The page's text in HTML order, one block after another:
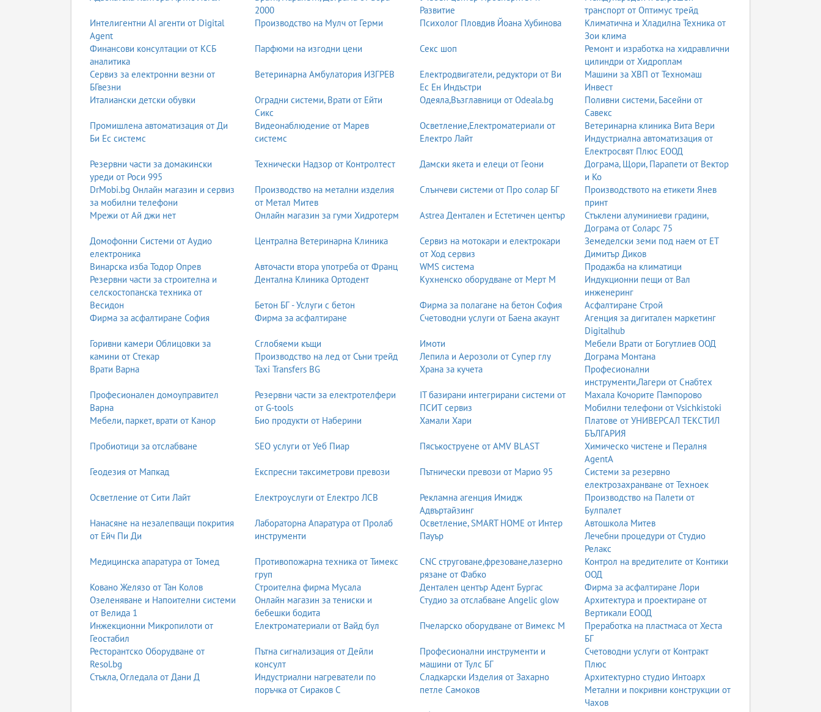
2000
Развитие
транспорт от Оптимус трейд
Интелигентни AI агенти от Digital
Agent
Производство на Мулч от Герми Психолог Пловдив Йоана Хубинова
Климатична и Хладилна Техника от
Зои клима
Финансови консултации от КСБ
аналитика
Парфюми на изгодни цени Секс шоп
Ремонт и изработка на хидравлични
цилиндри от Хидроплам
Сервиз за електронни везни от
БГвезни
Ветеринарна Амбулатория ИЗГРЕВ
Електродвигатели, редуктори от Ви
Ес Ен Индъстри
Машини за ХВП от Техномаш
Инвест
Италиански детски обувки
Оградни системи, Врати от Ейти
Сикс
Одеяла,Възглавници от Odeala.bg
Поливни системи, Басейни от
Савекс
Промишлена автоматизация от Ди
Би Ес системс
Видеонаблюдение от Марев
системс
Осветление,Електроматериали от
Електро Лайт
Ветеринарна клиника Вита Вери
Индустриална автоматизация от
Електросвят Плюс ЕООД
Резервни части за домакински
уреди от Роси 995
Технически Надзор от Контролтест Дамски якета и елеци от Геони
Дограма, Щори, Парапети от Вектор
и Ко
DrMobi.bg Онлайн магазин и сервиз
за мобилни телефони
Производство на метални изделия
от Метал Митев
Слънчеви системи от Про солар БГ
Производството на етикети Янев
принт
Мрежи от Ай джи нет
Онлайн магазин за гуми Хидротерм Astrea Дентален и Естетичен център
Стъклени алуминиеви градини,
Дограма от Соларс 75
Домофонни Системи от Аудио
електроника
Централна Ветеринарна Клиника
Сервиз на мотокари и електрокари
от Ход сервиз
Земеделски земи под наем от ЕТ
Димитър Диков
Винарска изба Тодор Опрев
Авточасти втора употреба от Франц WMS система
Продажба на климатици
Резервни части за строителна и
селскостопанска техника от
Весидон
Дентална Клиника Ортодент Кухненско оборудване от Мерт М
Индукционни пещи от Вал
инженеринг
Бетон БГ - Услуги с бетон
Фирма за полагане на бетон София
Асфалтиране Строй
Фирма за асфалтиране София
Фирма за асфалтиране Счетоводни услуги от Баена акаунт
Агенция за дигитален маркетинг
Digitalhub
Горивни камери Облицовки за
камини от Стекар
Сглобяеми къщи Имоти
Мебели Врати от Богутлиев ООД
Производство на лед от Съни трейд
Лепила и Аерозоли от Супер глу
Дограма Монтана
Врати Варна
Taxi Transfers BG Храна за кучета
Професионални
инструменти,Лагери от Снабтех
Професионален домоуправител
Варна
Резервни части за електротелфери
от G-tools
IT базирани интегрирани системи от
ПСИТ сервиз
Махала Кочорите Пампорово
Мобилни телефони от Vsichkistoki
Мебели, паркет, врати от Канор
Био продукти от Наберини Хамали Хари
Платове от УНИВЕРСАЛ ТЕКСТИЛ
БЪЛГАРИЯ
Пробиотици за отслабване
SEO услуги от Уеб Пиар Пясъкоструене от AMV BLAST
Химическо чистене и Пералня
AgentA
Геодезия от Мапкад
Експресни таксиметрови превози Пътнически превози от Марио 95
Системи за резервно
електрозахранване от Техноек
Осветление от Сити Лайт
Електроуслуги от Електро ЛСВ
Рекламна агенция Имидж
Адвъртайзинг
Производство на Палети от
Булпалет
Нанасяне на незалепващи покрития
от Ейч Пи Ди
Лабораторна Апаратура от Пролаб
инструменти
Осветление, SMART HOME от Интер
Пауър
Автошкола Митев
Лечебни процедури от Студио
Релакс
Медицинска апаратура от Томед
Противопожарна техника от Тимекс
груп
CNC струговане,фрезоване,лазерно
рязане от Фабко
Контрол на вредителите от Контики
ООД
Ковано Желязо от Тан Колов
Строителна фирма Мусала Дентален център Адент Бургас
Фирма за асфалтиране Лори
Озеленяване и Напоителни системи
от Велида 1
Онлайн магазин за тениски и
бебешки бодита
Студио за отслабване Angelic glow
Архитектура и проектиране от
Вертикали ЕООД
Инжекционни Микропилоти от
Геостабил
Електроматериали от Вайд бул Пчеларско оборудване от Вимекс М
Преработка на пластмаса от Хеста
БГ
Ресторантско Оборудване от
Resol.bg
Пътна сигнализация от Дейли
консулт
Професионални инструменти и
машини от Тулс БГ
Счетоводни услуги от Контракт
Плюс
Стъкла, Огледала от Дани Д
Индустриални нагреватели по
поръчка от Сираков С
Сладкарски Изделия от Захарно
петле Самоков
Архитектурно студио Интоарх
Метални и покривни конструкции от
Чахов